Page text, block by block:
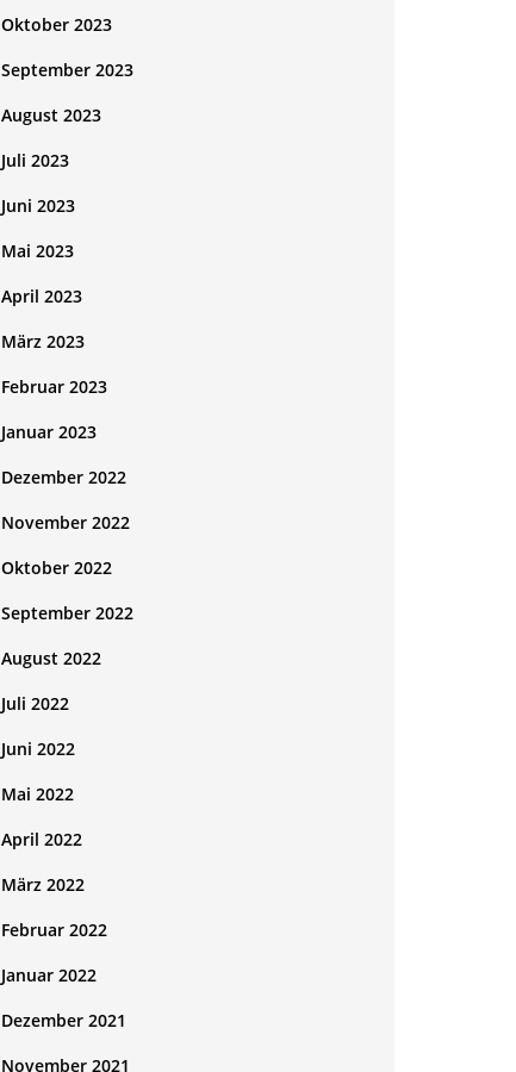
Oktober 2023
September 2023
August 2023
Juli 2023
Juni 2023
Mai 2023
April 2023
März 2023
Februar 2023
Januar 2023
Dezember 2022
November 2022
Oktober 2022
September 2022
August 2022
Juli 2022
Juni 2022
Mai 2022
April 2022
März 2022
Februar 2022
Januar 2022
Dezember 2021
November 2021